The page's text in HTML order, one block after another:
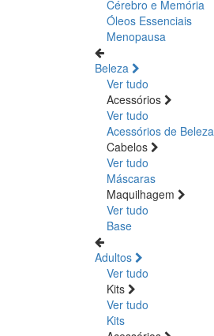
Cérebro e Memória
Óleos Essenciais
Menopausa
Beleza
Ver tudo
Acessórios
Ver tudo
Acessórios de Beleza
Cabelos
Ver tudo
Máscaras
Maquilhagem
Ver tudo
Base
Adultos
Ver tudo
Kits
Ver tudo
Kits